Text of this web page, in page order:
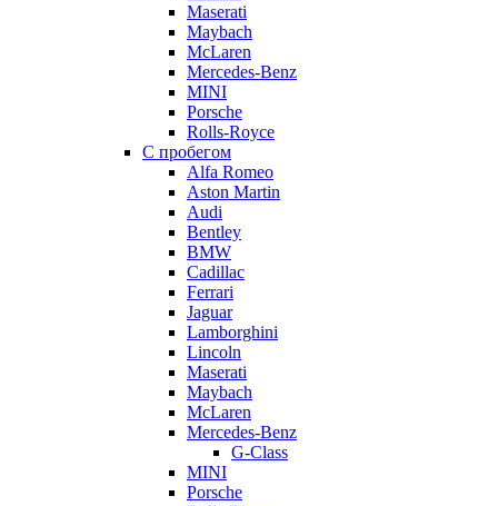
Maserati
Maybach
McLaren
Mercedes-Benz
MINI
Porsche
Rolls-Royce
С пробегом
Alfa Romeo
Aston Martin
Audi
Bentley
BMW
Cadillac
Ferrari
Jaguar
Lamborghini
Lincoln
Maserati
Maybach
McLaren
Mercedes-Benz
G-Class
MINI
Porsche